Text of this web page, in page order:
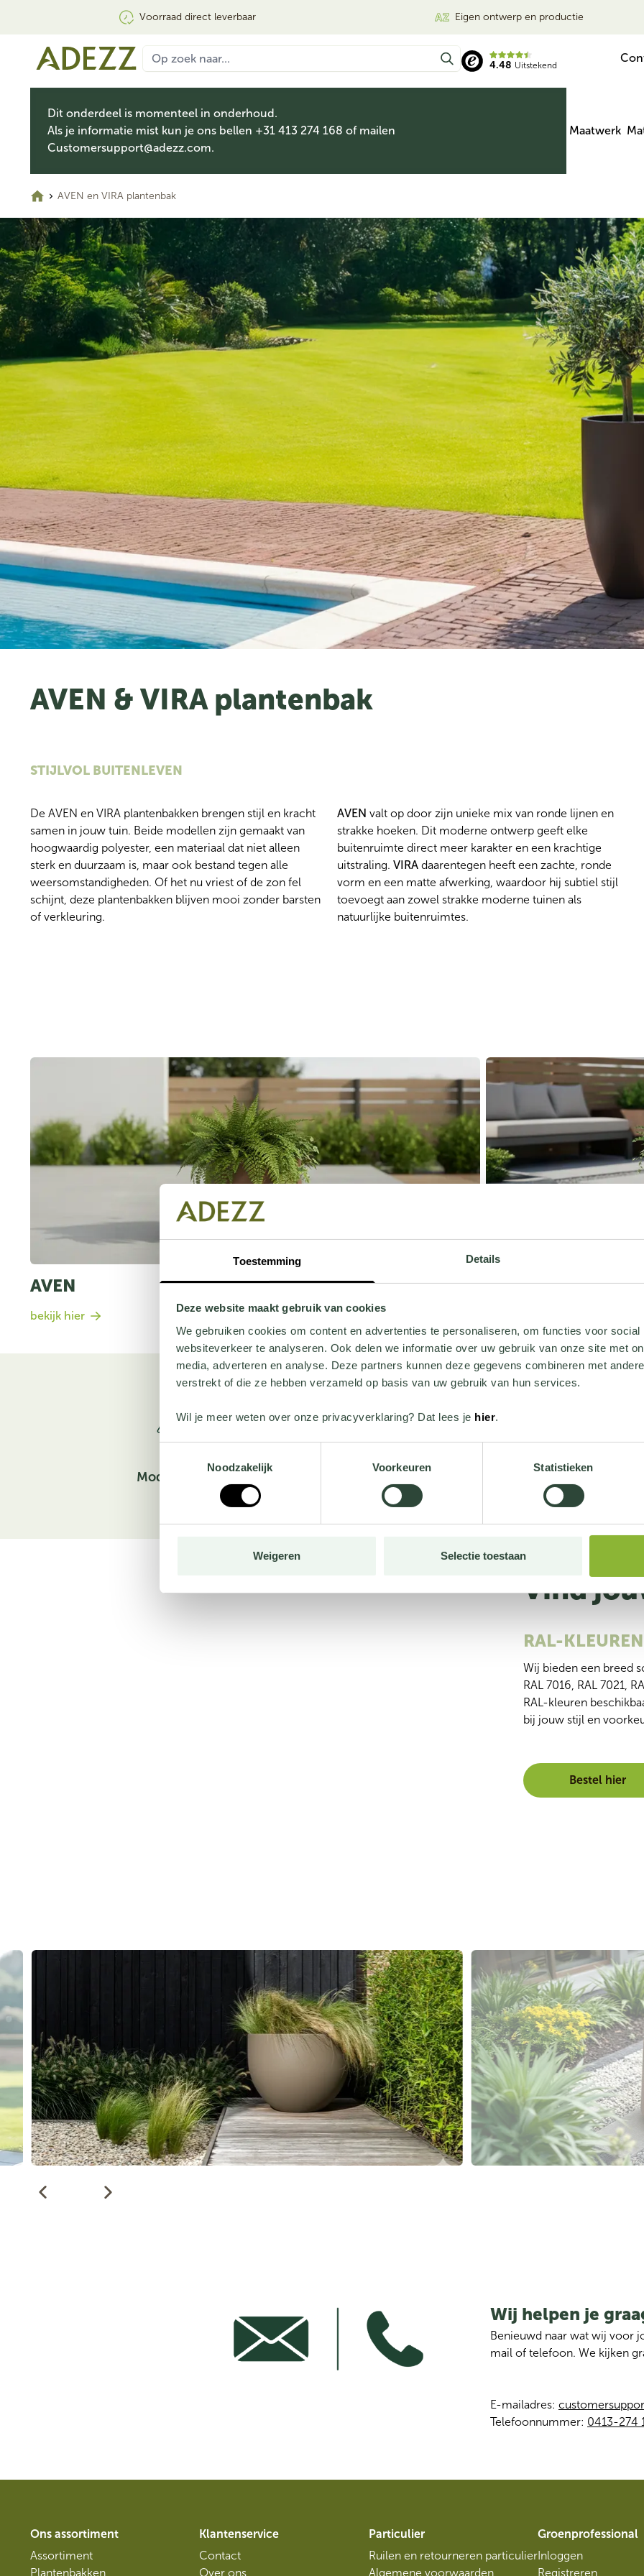
Toestemming Details
Deze website maakt gebruik van cookies
We gebruiken cookies om content en advertenties te personaliseren, om functies voor
websiteverkeer te analyseren. Ook delen we informatie over uw gebruik van onze site met
media, adverteren en analyse. Deze partners kunnen deze gegevens combineren met
verstrekt of die ze hebben verzameld op basis van uw gebruik van hun services.
Wil je meer weten over onze privacyverklaring? Dat lees je hier.
Noodzakelijk
Voorkeuren Statistieken
Weigeren Selectie toestaan
Voorraad direct leverbaar Eigen ontwerp en productie
4.48 Uitstekend
Dit onderdeel is momenteel in onderhoud.
Als je informatie mist kun je ons bellen +31 413 274 168 of mailen
Customersupport@adezz.com.
Maatwerk
AVEN en VIRA plantenbak
AVEN & VIRA plantenbak
STIJLVOL BUITENLEVEN
De AVEN en VIRA plantenbakken brengen stijl en kracht
samen in jouw tuin. Beide modellen zijn gemaakt van
hoogwaardig polyester, een materiaal dat niet alleen
sterk en duurzaam is, maar ook bestand tegen alle
weersomstandigheden. Of het nu vriest of de zon fel
schijnt, deze plantenbakken blijven mooi zonder barsten
of verkleuring.
AVEN valt op door zijn unieke mix van ronde lijnen en
strakke hoeken. Dit moderne ontwerp geeft elke
buitenruimte direct meer karakter en een krachtige
uitstraling. VIRA daarentegen heeft een zachte, ronde
vorm en een matte afwerking, waardoor hij subtiel stijl
toevoegt aan zowel strakke moderne tuinen als
natuurlijke buitenruimtes.
AVEN
bekijk hier
VIRA
Moderne vorm
Vind
RAL-KLEUREN
Wij bieden een breed
RAL 7016, RAL 7021,
RAL-kleuren
bij jouw stijl en
Bestel hier
Wij helpen je
Benieuwd naar wat wij voor
mail of telefoon. We kijken
E-mailadres:
Telefoonnummer: 0413-274
Ons assortiment
Assortiment
Plantenbakken
Klantenservice
Contact
Over ons
Particulier
Ruilen en retourneren particulier
Algemene voorwaarden
Groenprofessional
Inloggen
Registreren